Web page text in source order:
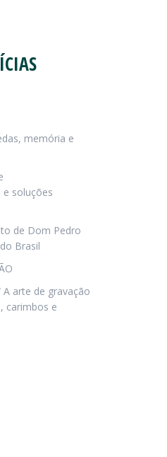
memória e
soluções
de Dom Pedro
Brasil
A arte de gravação
carimbos e